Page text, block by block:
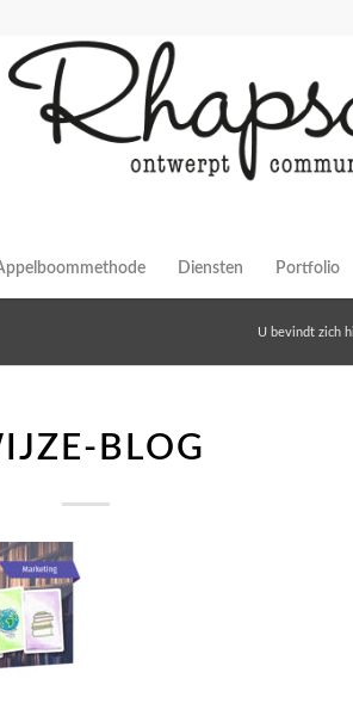
Diensten Portfolio
U bevindt zich
BLOG